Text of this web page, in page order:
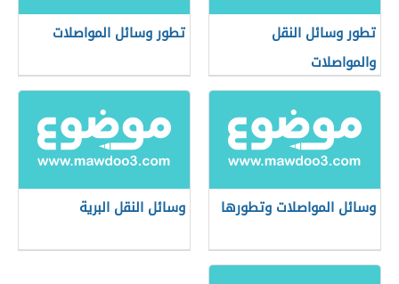
تطور وسائل النقل
والمواصلات
تطور وسائل المواصلات
وسائل المواصلات وتطورها وسائل النقل البرية